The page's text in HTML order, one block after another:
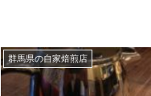
群馬県の自家焙煎店